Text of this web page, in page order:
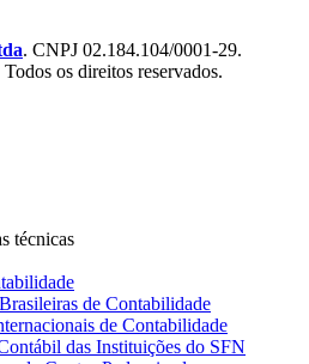
. CNPJ 02.184.104/0001-29.
os direitos reservados.
técnicas
de Contabilidade
de Contabilidade
das Instituições do SFN